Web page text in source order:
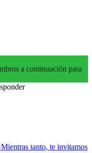
a continuación para
tanto, te invitamos